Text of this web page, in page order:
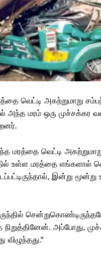
வெட்டி அகற்றுமாறு
அந்த மரம் ஒரு முச்சக்கர
மரத்தை வெட்டி
உள்ள மரத்தை எங்களால்
இன்று மூன்று
நிறுத்தினேன். அப்போது,